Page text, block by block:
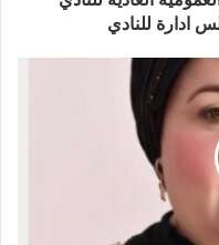
ادارة للنادي